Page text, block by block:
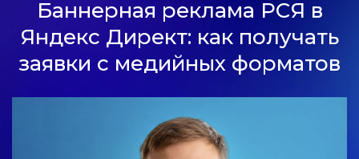
Баннерная реклама РСЯ в
Яндекс Директ: как получать
заявки с медийных форматов